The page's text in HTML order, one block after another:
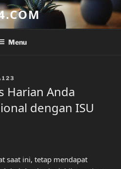
Menu
Harian Anda
dengan ISU
saat ini, tetap mendapat